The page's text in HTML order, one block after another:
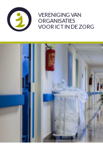
VERENIGING VAN
ORGANISATIES
VOOR ICT IN DE ZORG